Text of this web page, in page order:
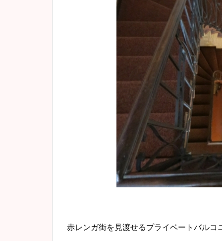
赤レンガ街を見渡せるプライベートバルコ